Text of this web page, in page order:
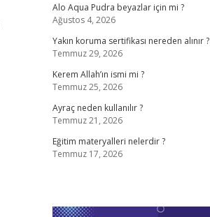
Alo Aqua Pudra beyazlar için mi ?
Ağustos 4, 2026
Yakın koruma sertifikası nereden alınır ?
Temmuz 29, 2026
Kerem Allah’ın ismi mi ?
Temmuz 25, 2026
Ayraç neden kullanılır ?
Temmuz 21, 2026
Eğitim materyalleri nelerdir ?
Temmuz 17, 2026